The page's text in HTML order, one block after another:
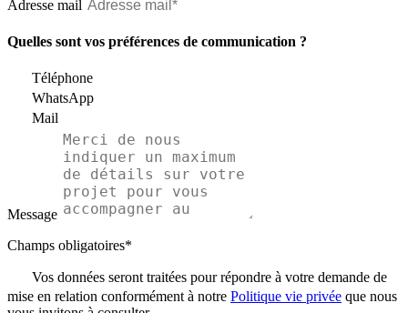
Adresse mail
Quelles sont vos préférences de communication ?
Téléphone
WhatsApp
Mail
Message
Champs obligatoires*
Vos données seront traitées pour répondre à votre demande de
mise en relation conformément à notre Politique vie privée que nous